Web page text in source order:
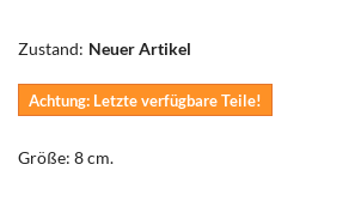
Zustand: Neuer Artikel
Achtung: Letzte verfügbare Teile!
Größe: 8 cm.